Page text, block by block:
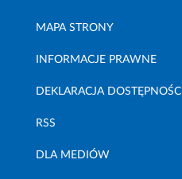
MAPA STRONY
INFORMACJE PRAWNE
DEKLARACJA DOSTĘPNOŚCI
RSS
DLA MEDIÓW